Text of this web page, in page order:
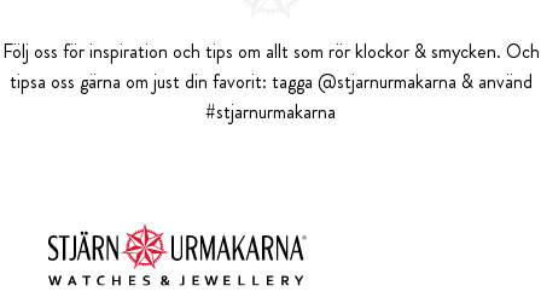
Följ oss för inspiration och tips om allt som rör klockor & smycken. Och
tipsa oss gärna om just din favorit: tagga @stjarnurmakarna & använd
#stjarnurmakarna